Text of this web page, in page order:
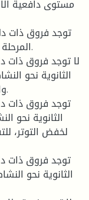
الثانوية نحو
الثانوية نحو
لخفض التوتر،
الثانوية نحو